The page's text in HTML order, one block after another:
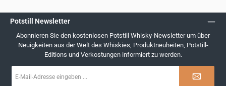
Potstill Newsletter
Abonnieren Sie den kostenlosen Potstill Whisky-Newsletter um über
Neuigkeiten aus der Welt des Whiskies, Produktneuheiten, Potstill-
Editions und Verkostungen informiert zu werden.
Mail-